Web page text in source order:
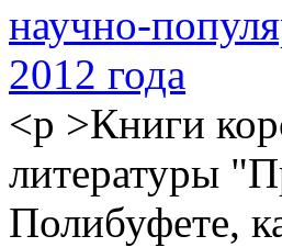
научно-
2012 года
<p >Книги
литературы
Полибуфете,